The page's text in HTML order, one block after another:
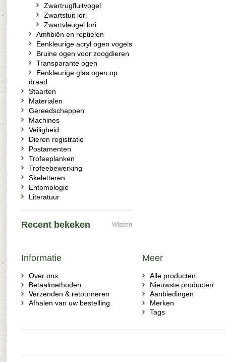
Zwartrugfluitvogel
Zwartstuit lori
Zwartvleugel lori
Amfibiën en reptielen
Eenkleurige acryl ogen vogels
Bruine ogen voor zoogdieren
Transparante ogen
Eenkleurige glas ogen op
draad
Staarten
Materialen
Gereedschappen
Machines
Veiligheid
Dieren registratie
Postamenten
Trofeeplanken
Trofeebewerking
Skeletteren
Entomologie
Literatuur
Recent bekeken Wissen
Informatie
Over ons
Betaalmethoden
Verzenden & retourneren
Afhalen van uw bestelling
Meer
Alle producten
Nieuwste producten
Aanbiedingen
Merken
Tags